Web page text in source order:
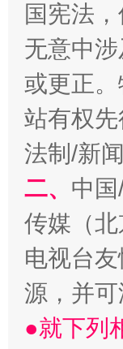
国宪法
无意中
或更正
站有权
法制/新
二、 中
传媒（
电视台
源，并可
●就下列